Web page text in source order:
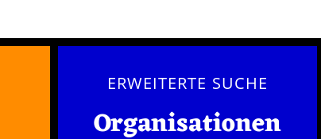
ERWEITERTE SUCHE
Organisationen